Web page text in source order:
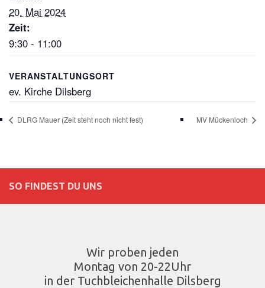
20. Mai 2024
Zeit:
9:30 - 11:00
VERANSTALTUNGSORT
ev. Kirche Dilsberg
DLRG Mauer (Zeit steht noch nicht fest) MV Mückenloch
SO FINDEST DU UNS
Wir proben jeden
Montag von 20-22Uhr
in der Tuchbleichenhalle Dilsberg